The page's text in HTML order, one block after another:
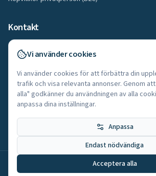
Kontakt
08-295030
Adolfsbergsvägen 11, 167 68 Bromma
Visa vägbeskrivning →
Öppettider:
Måndag–Fredag 07:00–16:00
2026 Stegbolaget Sverige AB. Alla rättigheter
Vi använder cookies
Vi använder cookies för att förbättra din
trafik och visa relevanta annonser. Genom
alla" godkänner du användningen av alla
anpassa dina inställningar.
Anpassa
Endast nödvändiga
Acceptera alla